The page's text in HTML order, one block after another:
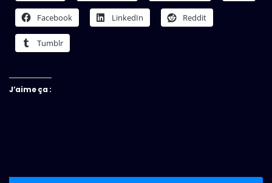
Facebook LinkedIn Reddit
Tumblr
J’aime ça :